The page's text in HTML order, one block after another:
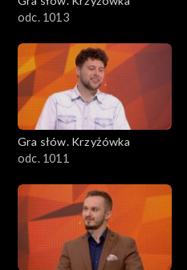
odc. 1013
Gra słów. Krzyżówka
odc. 1011